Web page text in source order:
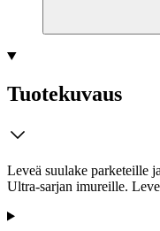
Tuotekuvaus
Leveä suulake parketeille
Ultra-sarjan imureille.